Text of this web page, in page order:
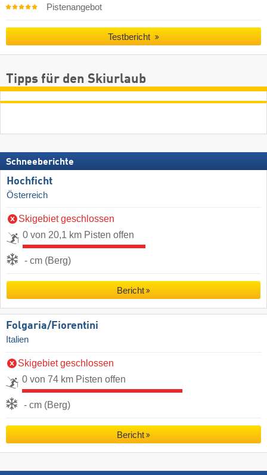
Pistenangebot
Testbericht
Tipps für den Skiurlaub
Schneeberichte
Hochficht
Österreich
Skigebiet geschlossen
0 von 20,1 km Pisten offen
- cm (Berg)
Bericht
Folgaria/​Fiorentini
Italien
Skigebiet geschlossen
0 von 74 km Pisten offen
- cm (Berg)
Bericht